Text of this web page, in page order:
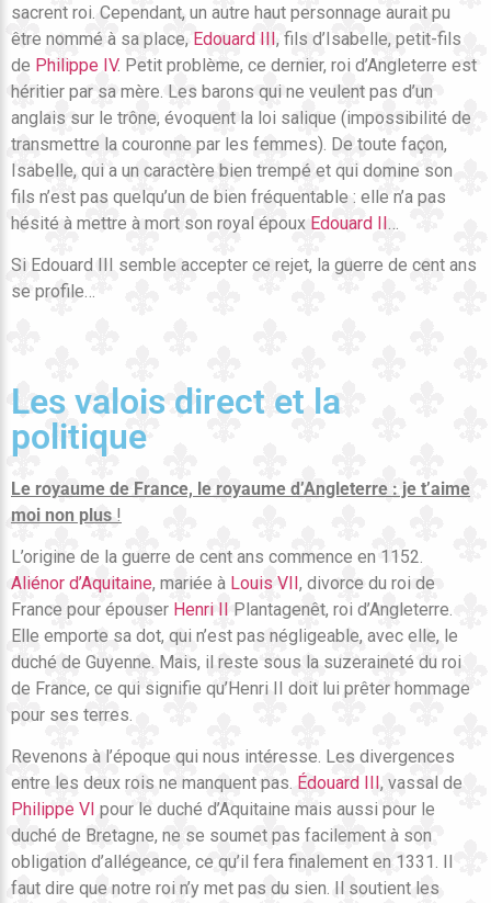
sacrent roi. Cependant, un autre haut personnage aurait pu
être nommé à sa place, Edouard III, fils d’Isabelle, petit-fils
de Philippe IV. Petit problème, ce dernier, roi d’Angleterre est
héritier par sa mère. Les barons qui ne veulent pas d’un
anglais sur le trône, évoquent la loi salique (impossibilité de
transmettre la couronne par les femmes). De toute façon,
Isabelle, qui a un caractère bien trempé et qui domine son
fils n’est pas quelqu’un de bien fréquentable : elle n’a pas
hésité à mettre à mort son royal époux Edouard II…
Si Edouard III semble accepter ce rejet, la guerre de cent ans
se profile…
Les valois direct et la
politique
Le royaume de France, le royaume d’Angleterre : je t’aime
moi non plus !
L’origine de la guerre de cent ans commence en 1152.
Aliénor d’Aquitaine, mariée à Louis VII, divorce du roi de
France pour épouser Henri II Plantagenêt, roi d’Angleterre.
Elle emporte sa dot, qui n’est pas négligeable, avec elle, le
duché de Guyenne. Mais, il reste sous la suzeraineté du roi
de France, ce qui signifie qu’Henri II doit lui prêter hommage
pour ses terres.
Revenons à l’époque qui nous intéresse. Les divergences
entre les deux rois ne manquent pas. Édouard III , vassal de
Philippe VI pour le duché d’Aquitaine mais aussi pour le
duché de Bretagne, ne se soumet pas facilement à son
obligation d’allégeance, ce qu’il fera finalement en 1331. Il
faut dire que notre roi n’y met pas du sien. Il soutient les